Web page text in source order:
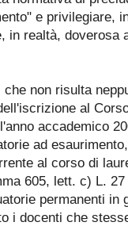
e privilegiare,
in realtà, doverosa
non risulta
al
accademico
ad
al corso di
605, lett. c) L.
permanenti in
i docenti che